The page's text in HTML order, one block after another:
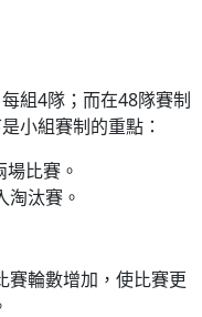
組4隊；而在48隊賽制
小組賽制的重點：
比賽。
淘汰賽。
賽輪數增加，使比賽更